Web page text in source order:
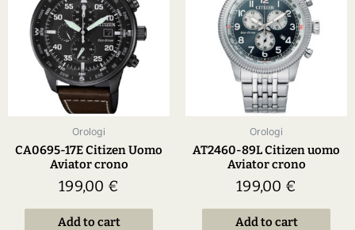
Orologi
CA0695-17E Citizen Uomo
Aviator crono
199,00 €
Add to cart
Orologi
AT2460-89L Citizen uomo
Aviator crono
199,00 €
Add to cart